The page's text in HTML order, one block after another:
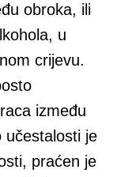
obroka, ili
u
crijevu.
između
učestalosti je
praćen je